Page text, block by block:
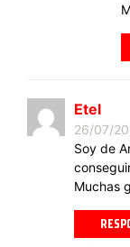
Etel
26/07/
Soy de
Muchas